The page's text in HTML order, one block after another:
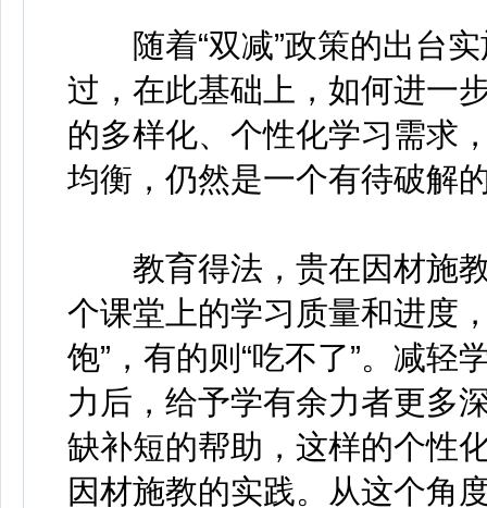
随着“双减”政策的出台实
过，在此基础上，如何进一
的多样化、个性化学习需求
均衡，仍然是一个有待破解
教育得法，贵在因材施教
个课堂上的学习质量和进度
饱”，有的则“吃不了”。减
力后，给予学有余力者更多
缺补短的帮助，这样的个性
因材施教的实践。从这个角